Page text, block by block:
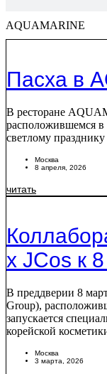
AQUAMARINE
Пасха в
В ресторане
расположившемся в
светлому
Москва
8 апреля, 2026
читать
х JСos к
В преддверии 8
Group),
запускается
корейской
Москва
3 марта, 2026